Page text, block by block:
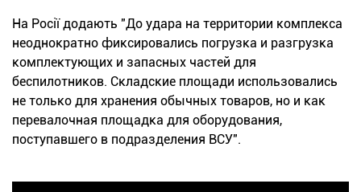
На Росії додають "До удара на территории комплекса
неоднократно фиксировались погрузка и разгрузка
комплектующих и запасных частей для
беспилотников. Складские площади использовались
не только для хранения обычных товаров, но и как
перевалочная площадка для оборудования,
поступавшего в подразделения ВСУ".